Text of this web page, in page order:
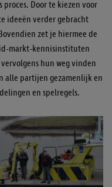
Door te kiezen voor
ideeën verder gebracht
zet je hiermee de
markt-kennisinstituten
hun weg vinden
alle partijen gezamenlijk en
en spelregels.